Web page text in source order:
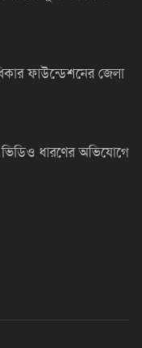
ফাউন্ডেশনের জেলা
ধারণের অভিযোগে